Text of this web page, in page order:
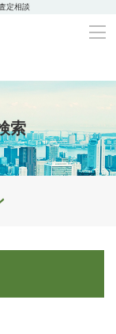
定相談
索